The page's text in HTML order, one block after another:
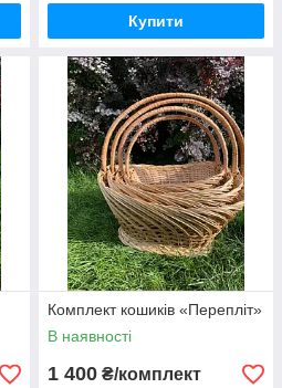
Купити
Комплект кошиків «Перепліт»
В наявності
1 400 ₴/комплект